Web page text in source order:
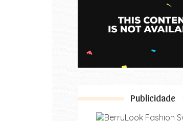
Publicidade